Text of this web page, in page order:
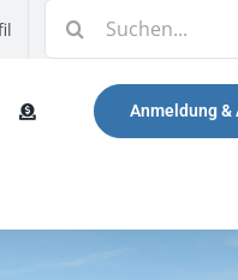
nach:
Anmeldung &